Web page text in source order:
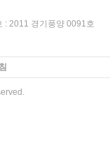
: 2011 경기풍양 0091호